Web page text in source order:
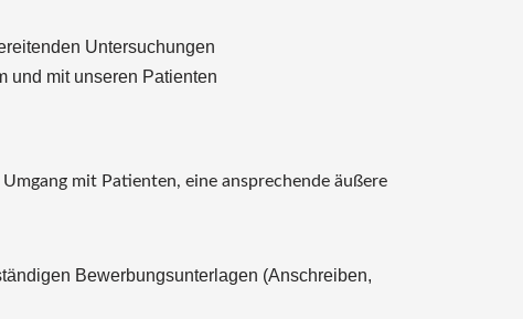
Untersuchungen
und mit unseren Patienten
mit Patienten, eine ansprechende äußere
Bewerbungsunterlagen (Anschreiben,